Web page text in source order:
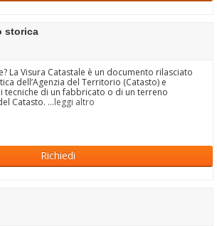
storica
La Visura Catastale è un documento rilasciato
dell’Agenzia del Territorio (Catasto) e
tecniche di un fabbricato o di un terreno
Catasto. ...leggi altro
Richiedi